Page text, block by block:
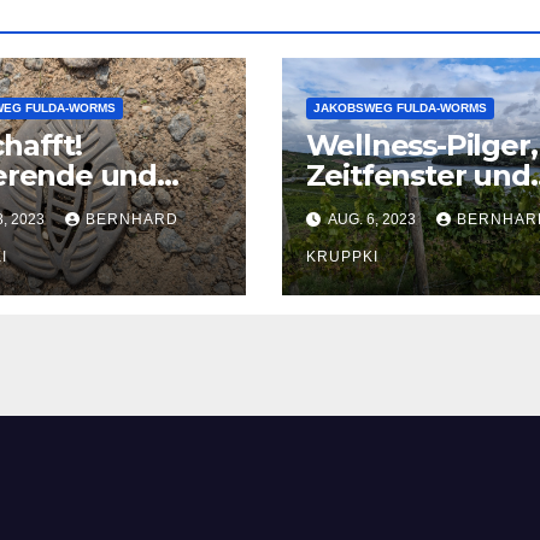
FULDA-WORMS
und
2023 BERNHARD
JAKOBSWEG FULDA-WORMS
Wellness-Pilger,
Zeitfenster und
Müll
AUG. 6, 2023
KRUPPKI